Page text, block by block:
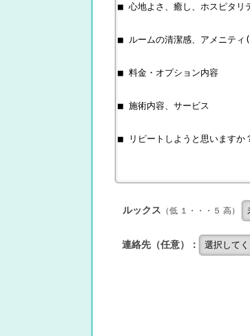
ルックス （低 １・・・５ 高）
連絡先（任意）：